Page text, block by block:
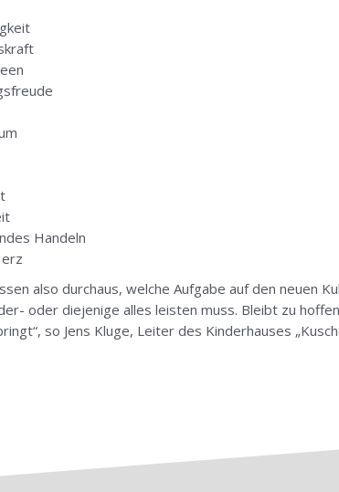
Handeln
also durchaus, welche Aufgabe auf den neuen
oder diejenige alles leisten muss. Bleibt zu
so Jens Kluge, Leiter des Kinderhauses